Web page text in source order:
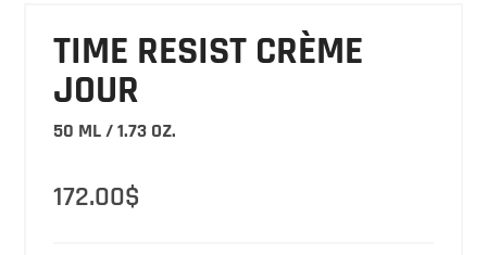
TIME RESIST CRÈME
JOUR
50 ML / 1.73 OZ.
172.00$